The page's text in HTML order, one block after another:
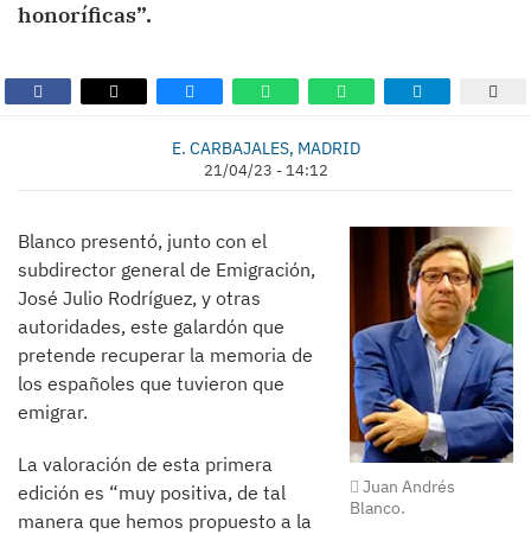
honoríficas”.
E. CARBAJALES, MADRID
21/04/23 - 14:12
Juan Andrés
Blanco.
Blanco presentó, junto con el
subdirector general de Emigración,
José Julio Rodríguez, y otras
autoridades, este galardón que
pretende recuperar la memoria de
los españoles que tuvieron que
emigrar.
La valoración de esta primera
edición es “muy positiva, de tal
manera que hemos propuesto a la